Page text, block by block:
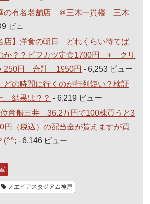
の有名老舗店 ＠三木一貫楼 三木
ビュー
店】洋食の朝日 どれくらい待てば
か？？ビフカツ定食1700円 + クリ
250円 合計 1950円 - 6,253 ビュー
の時間に行くのが行列短い？検証
。結果は？？ - 6,219 ビュー
商船三井 36.2万円で100株買うと3
円（税込）の配当金が貰えますが買
(^^; - 6,146 ビュー
ノエビアスタジアム神戸